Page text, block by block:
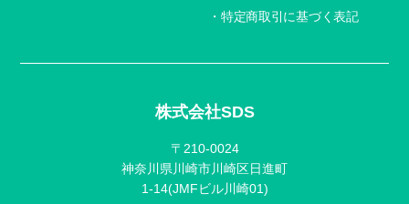
株式会社SDS
〒210-0024
神奈川県川崎市川崎区日進町
1-14(JMFビル川崎01)
特定商取引に基づく表記